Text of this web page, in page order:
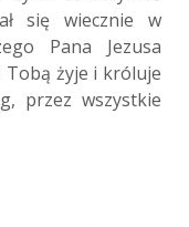
się wiecznie w
Pana Jezusa
Tobą żyje i króluje
przez wszystkie